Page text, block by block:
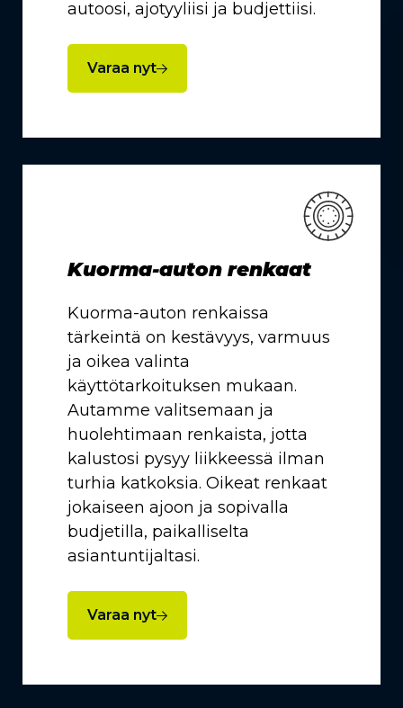
autoosi, ajotyyliisi ja budjettiisi.
Varaa nyt
Kuorma-auton renkaat
Kuorma-auton renkaissa
tärkeintä on kestävyys, varmuus
ja oikea valinta
käyttötarkoituksen mukaan.
Autamme valitsemaan ja
huolehtimaan renkaista, jotta
kalustosi pysyy liikkeessä ilman
turhia katkoksia. Oikeat renkaat
jokaiseen ajoon ja sopivalla
budjetilla, paikalliselta
asiantuntijaltasi.
Varaa nyt